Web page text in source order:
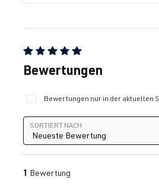
Durchschnittliche Bewertung
Bewertungen
Bewertungen nur in der aktuellen
Sortiert nach
SORTIERT NACH
1 Bewertung